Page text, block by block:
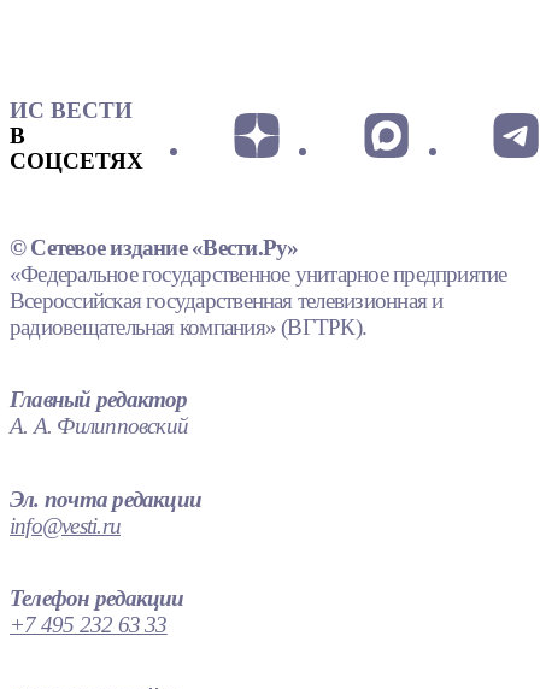
ИС ВЕСТИ
В
СОЦСЕТЯХ
© Сетевое издание «Вести.Ру»
«Федеральное государственное унитарное предприятие
Всероссийская государственная телевизионная и
радиовещательная компания» (ВГТРК).
Главный редактор
А. А. Филипповский
Эл. почта редакции
info@vesti.ru
Телефон редакции
+7 495 232 63 33